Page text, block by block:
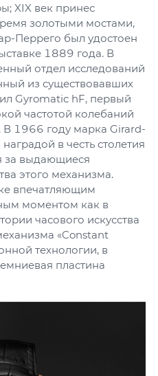
XIX век принес
золотыми мостами,
Перрего был удостоен
1889 года. В
отдел исследований
из существовавших
Gyromatic hF, первый
частотой колебаний
1966 году марка Girard-
в честь столетия
за выдающиеся
этого механизма.
впечатляющим
моментом как в
часового искусства
«Constant
технологии, в
пластина